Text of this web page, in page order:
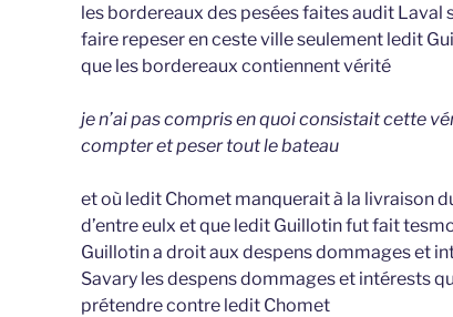
les bordereaux des pesées faites audit Laval
faire repeser en ceste ville seulement ledit
que les bordereaux contiennent vérité
je n’ai pas compris en quoi consistait cette
compter et peser tout le bateau
et où ledit Chomet manquerait à la livraison
d’entre eulx et que ledit Guillotin fut fait
Guillotin a droit aux despens dommages et
Savary les despens dommages et intérests
prétendre contre ledit Chomet